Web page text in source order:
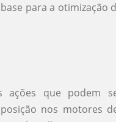
para a otimização
que podem
nos motores